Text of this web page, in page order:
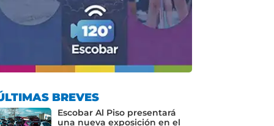
BREVES
Escobar Al Piso presentará
una nueva exposición en el